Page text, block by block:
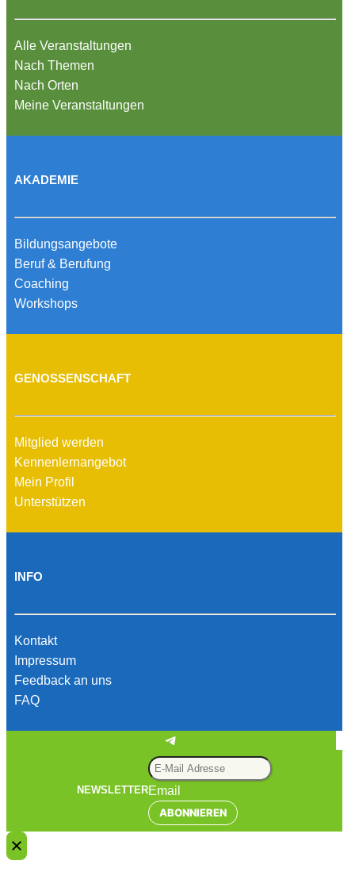
Alle Veranstaltungen
Nach Themen
Nach Orten
Meine Veranstaltungen
AKADEMIE
Bildungsangebote
Beruf & Berufung
Coaching
Workshops
GENOSSENSCHAFT
Mitglied werden
Kennenlernangebot
Mein Profil
Unterstützen
INFO
Kontakt
Impressum
Feedback an uns
FAQ
Telegram
NEWSLETTEREmail
ABONNIEREN